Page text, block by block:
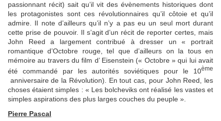
passionnant récit) sait qu’il vit des évènements historiques dont
les protagonistes sont ces révolutionnaires qu’il côtoie et qu’il
admire. Il note d’ailleurs qu’il n’y a pas eu un seul mort durant
cette prise de pouvoir. Il s’agit d’un récit de reporter certes, mais
John Reed a largement contribué à dresser un « portrait
romantique d’Octobre rouge, tel que d’ailleurs on la tous en
mémoire au travers du film d’ Eisenstein (« Octobre » qui lui avait
été commandé par les autorités soviétiques pour le 10ème
anniversaire de la Révolution). En tout cas, pour John Reed, les
choses étaient simples : « Les bolcheviks ont réalisé les vastes et
simples aspirations des plus larges couches du peuple ».
Pierre Pascal